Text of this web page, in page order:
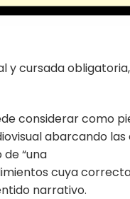
y cursada
considerar como
abarcando
“una
cuya
narrativo.